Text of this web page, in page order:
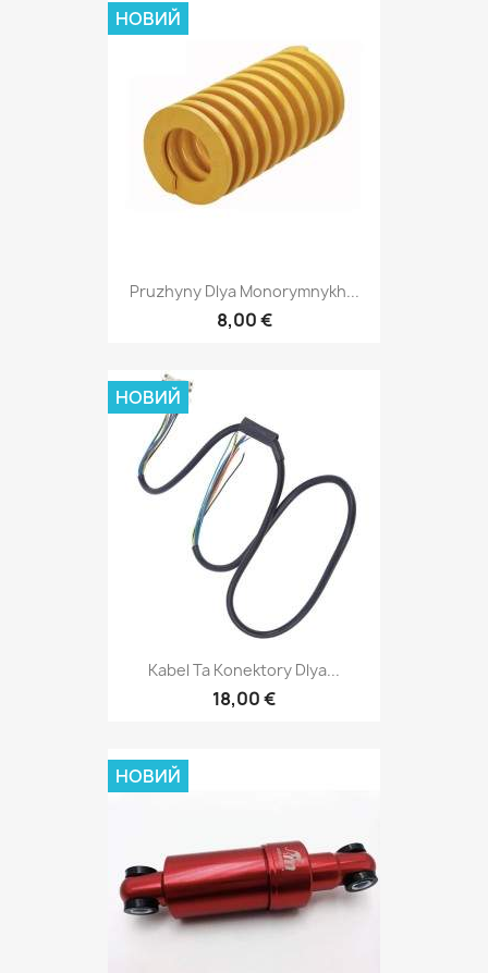
Pruzhyny Dlya Monorymnykh...
8,00 €
НОВИЙ
Kabel Ta Konektory Dlya...
18,00 €
НОВИЙ
НОВИЙ